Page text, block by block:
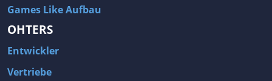
Games Like Aufbau
OHTERS
Entwickler
Vertriebe